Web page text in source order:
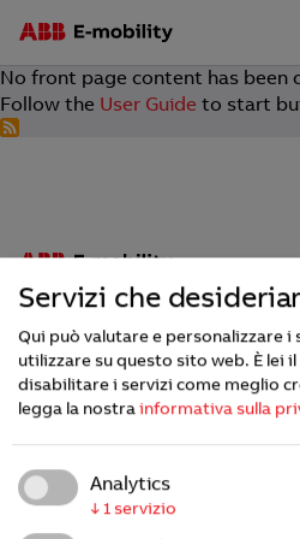
Servizi che
Qui può valutare e personalizzare i
utilizzare su questo sito web. È lei
disabilitare i servizi come meglio
legga la nostrainformativa sulla
Analytics
↓ 1 servizio
Skip
to
main
No front page content has been
Follow the User Guide to start
Footer
INDUSTRIES
Public Charging
Public Transit
Transport & Logistics
Retail & Destination